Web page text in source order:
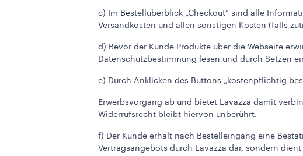
c) Im Bestellüberblick „Checkout“ sind alle
Versandkosten und allen sonstigen Kosten (falls
d) Bevor der Kunde Produkte über die Webseite
Datenschutzbestimmung lesen und durch Setzen
e) Durch Anklicken des Buttons „kostenpflichtig
Erwerbsvorgang ab und bietet Lavazza damit
Widerrufsrecht bleibt hiervon unberührt.
f) Der Kunde erhält nach Bestelleingang eine
Vertragsangebots durch Lavazza dar, sondern